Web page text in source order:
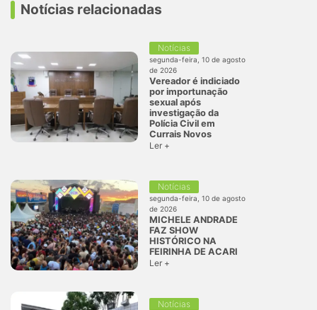
Notícias relacionadas
Notícias
segunda-feira, 10 de agosto
de 2026
Vereador é indiciado
por importunação
sexual após
investigação da
Polícia Civil em
Currais Novos
Ler +
Notícias
segunda-feira, 10 de agosto
de 2026
MICHELE ANDRADE
FAZ SHOW
HISTÓRICO NA
FEIRINHA DE ACARI
Ler +
Notícias